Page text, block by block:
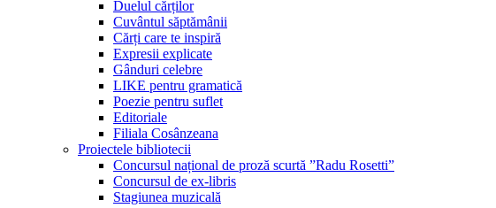
Duelul cărților
Cuvântul săptămânii
Cărți care te inspiră
Expresii explicate
Gânduri celebre
LIKE pentru gramatică
Poezie pentru suflet
Editoriale
Filiala Cosânzeana
Proiectele bibliotecii
Concursul național de proză scurtă ”Radu Rosetti”
Concursul de ex-libris
Stagiunea muzicală